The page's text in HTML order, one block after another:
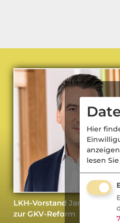
LKH-Vorstand Jan-Peter
zur GKV-Reform
- Aktuell
Hier
lesen
7